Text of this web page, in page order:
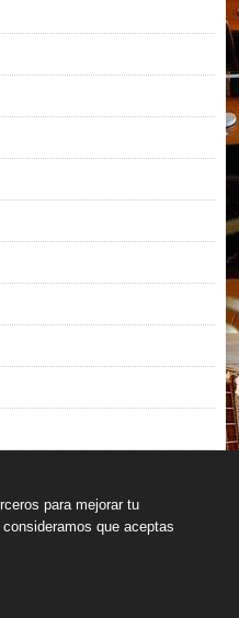
para mejorar tu
que aceptas